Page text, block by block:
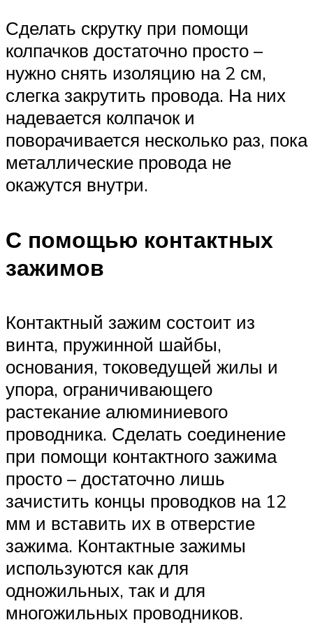
Сделать скрутку при помощи
колпачков достаточно просто –
нужно снять изоляцию на 2 см,
слегка закрутить провода. На них
надевается колпачок и
поворачивается несколько раз, пока
металлические провода не
окажутся внутри.
С помощью контактных
зажимов
Контактный зажим состоит из
винта, пружинной шайбы,
основания, токоведущей жилы и
упора, ограничивающего
растекание алюминиевого
проводника. Сделать соединение
при помощи контактного зажима
просто – достаточно лишь
зачистить концы проводков на 12
мм и вставить их в отверстие
зажима. Контактные зажимы
используются как для
одножильных, так и для
многожильных проводников.